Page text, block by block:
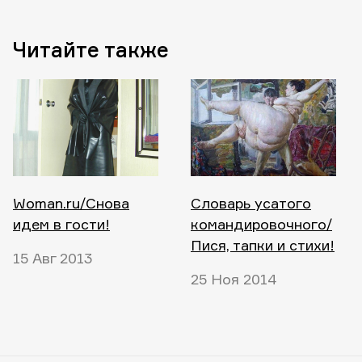
Читайте также
Woman.ru/Снова
идем в гости!
15 Авг 2013
Словарь усатого
командировочного/
Пися, тапки и стихи!
25 Ноя 2014